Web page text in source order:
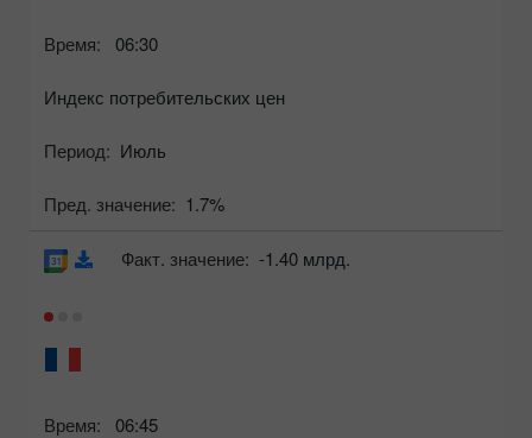
Время: 06:30
Индекс потребительских цен
Период: Июль
Пред. значение: 1.7%
Время: 06:45
Факт. значение: -1.40 млрд.